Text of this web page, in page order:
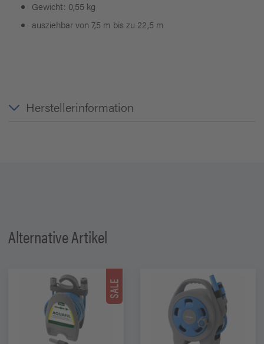
Gewicht: 0,55 kg
ausziehbar von 7,5 m bis zu 22,5 m
Herstellerinformation
Alternative Artikel